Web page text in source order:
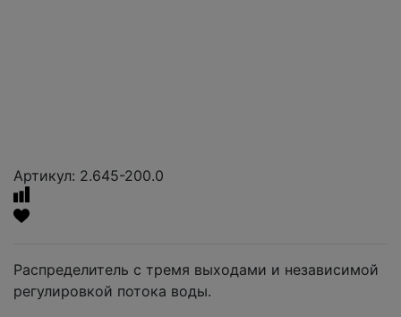
Артикул: 2.645-200.0
Распределитель с тремя выходами и независимой
регулировкой потока воды.